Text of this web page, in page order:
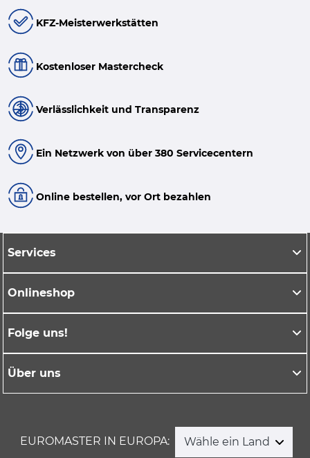
KFZ-Meisterwerkstätten
Kostenloser Mastercheck
Verlässlichkeit und Transparenz
Ein Netzwerk von über 380 Servicecentern
Online bestellen, vor Ort bezahlen
Services
Onlineshop
Folge uns!
Über uns
EUROMASTER IN EUROPA: Wähle ein Land